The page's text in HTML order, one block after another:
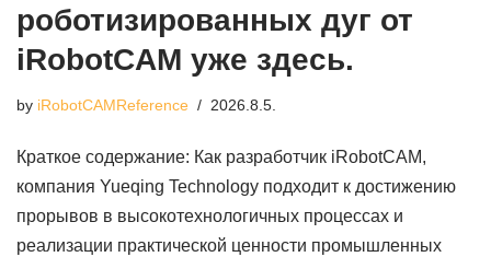
роботизированных дуг от
iRobotCAM уже здесь.
by iRobotCAMReference 2026.8.5.
Краткое содержание: Как разработчик iRobotCAM,
компания Yueqing Technology подходит к достижению
прорывов в высокотехнологичных процессах и
реализации практической ценности промышленных